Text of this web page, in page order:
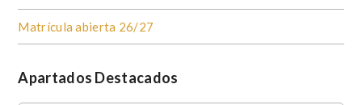
Matrícula abierta 26/27
Apartados Destacados